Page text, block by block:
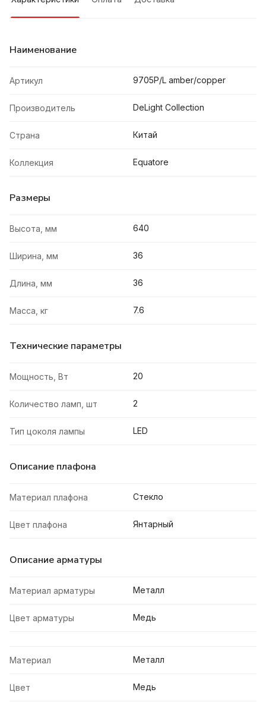
Наименование
Артикул 9705P/L amber/copper
Производитель DeLight Collection
Страна Китай
Коллекция Equatore
Размеры
Высота, мм 640
Ширина, мм 36
Длина, мм 36
Масса, кг 7.6
Технические параметры
Мощность, Вт 20
Количество ламп, шт 2
Тип цоколя лампы LED
Описание плафона
Материал плафона Стекло
Цвет плафона Янтарный
Описание арматуры
Материал арматуры Металл
Цвет арматуры Медь
Материал Металл
Цвет Медь